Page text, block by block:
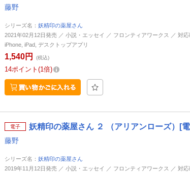
藤野
シリーズ名： 妖精印の薬屋さん
2021年02月12日発売 ／ 小説・エッセイ ／ フロンティアワークス ／ 対
iPhone, iPad, デスクトップアプリ
1,540円 (税込)
14ポイント 1倍
電子 妖精印の薬屋さん ２ （アリアンローズ）[
藤野
シリーズ名： 妖精印の薬屋さん
2019年11月12日発売 ／ 小説・エッセイ ／ フロンティアワークス ／ 対